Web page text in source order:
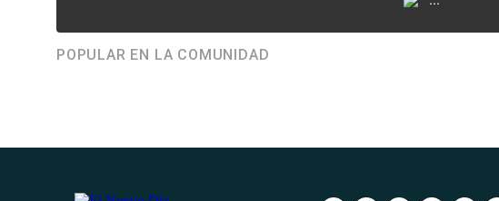
POPULAR EN LA COMUNIDAD